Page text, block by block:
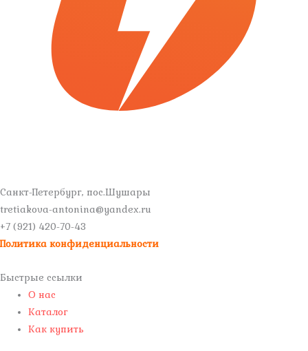
Санкт-Петербург, пос.Шушары
tretiakova-antonina@yandex.ru
+7 (921) 420-70-43
Политика конфиденциальности
Быстрые ссылки
О нас
Каталог
Как купить